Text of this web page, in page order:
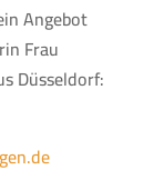
Angebot
Frau
Düsseldorf: